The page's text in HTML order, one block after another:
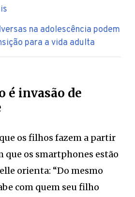
na adolescência podem
para a vida adulta
é invasão de
os filhos fazem a partir
que os smartphones estão
orienta: “Do mesmo
com quem seu filho